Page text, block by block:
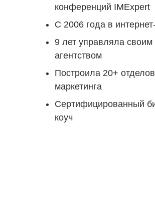
конференций IMExpert
С 2006 года в
9 лет управляла своим
агентством
Построила 20+
маркетинга
Сертифицированный
коуч